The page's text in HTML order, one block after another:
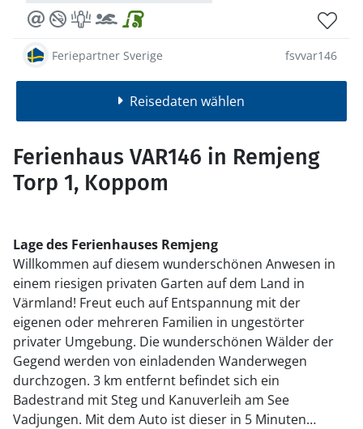
Feriepartner Sverige fsvvar146
Reisedaten wählen
Ferienhaus VAR146 in Remjeng
Torp 1, Koppom
Lage des Ferienhauses Remjeng
Willkommen auf diesem wunderschönen Anwesen in
einem riesigen privaten Garten auf dem Land in
Värmland! Freut euch auf Entspannung mit der
eigenen oder mehreren Familien in ungestörter
privater Umgebung. Die wunderschönen Wälder der
Gegend werden von einladenden Wanderwegen
durchzogen. 3 km entfernt befindet sich ein
Badestrand mit Steg und Kanuverleih am See
Vadjungen. Mit dem Auto ist dieser in 5 Minuten